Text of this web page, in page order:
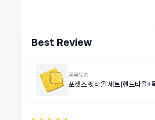
Best Review
프로도기
포켓즈 펫타올 세트(핸드타올+